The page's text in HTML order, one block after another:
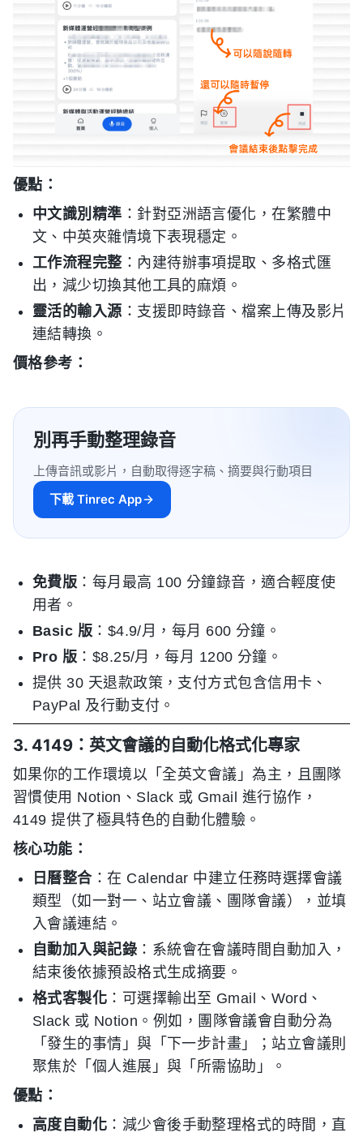
優點：
中文識別精準 ：針對亞洲語言優化，在繁體中
文、中英夾雜情境下表現穩定。
工作流程完整：內建待辦事項提取、多格式匯
出，減少切換其他工具的麻煩。
靈活的輸入源 ：支援即時錄音、檔案上傳及影片
連結轉換。
價格參考：
別再手動整理錄音
上傳音訊或影片，自動取得逐字稿、摘要與行動項目
下載 Tinrec App
免費版 ：每月最高 100 分鐘錄音，適合輕度使
用者。
Basic 版 ：$4.9/月，每月 600 分鐘。
Pro 版 ：$8.25/月，每月 1200 分鐘。
提供 30 天退款政策，支付方式包含信用卡、
PayPal 及行動支付。
3. 4149：英文會議的自動化格式化專家
如果你的工作環境以「全英文會議」為主，且團隊
習慣使用 Notion、Slack 或 Gmail 進行協作，
4149 提供了極具特色的自動化體驗。
核心功能：
日曆整合：在 Calendar 中建立任務時選擇會議
類型（如一對一、站立會議、團隊會議），並填
入會議連結。
自動加入與記錄 ：系統會在會議時間自動加入，
結束後依據預設格式生成摘要。
格式客製化 ：可選擇輸出至 Gmail、Word、
Slack 或 Notion。例如，團隊會議會自動分為
「發生的事情」與「下一步計畫」；站立會議則
聚焦於「個人進展」與「所需協助」。
優點：
高度自動化 ：減少會後手動整理格式的時間，直